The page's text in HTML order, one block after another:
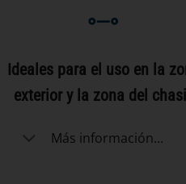
Ideales para el uso en la
exterior y la zona del
Más información...